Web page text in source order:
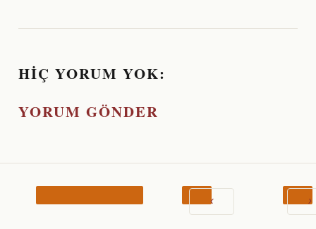
HIÇ YORUM YOK:
YORUM GÖNDER
‹ ›